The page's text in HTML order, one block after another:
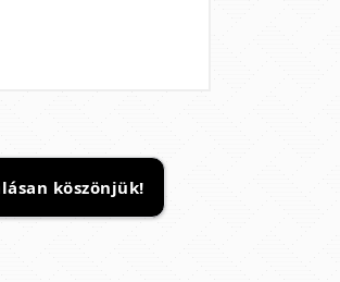
köszönjük!